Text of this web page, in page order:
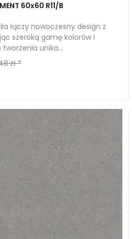
60x60 R11/B
łączy nowoczesny design z
szeroką gamę kolorów i
unika...
zł *